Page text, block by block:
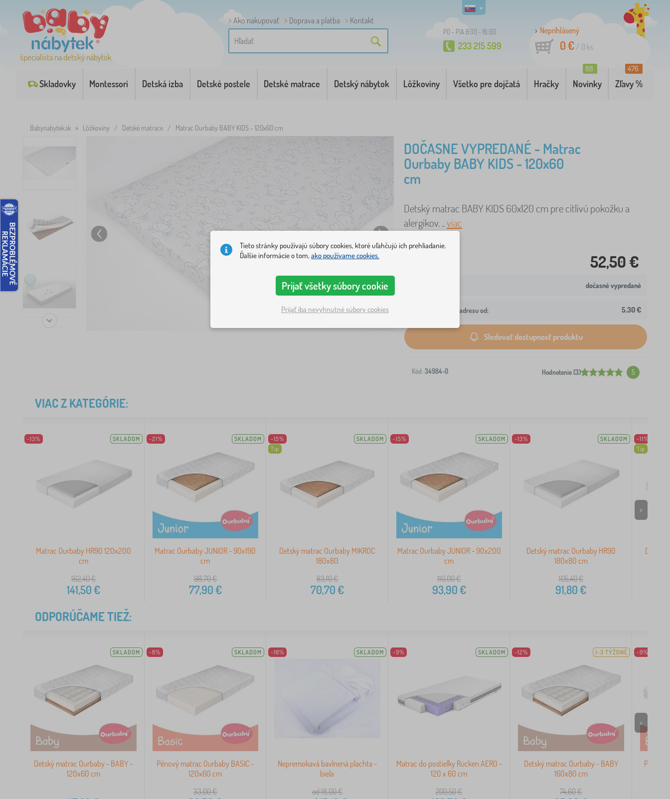
špecialista na detský nábytok
Ako nakupovať Doprava a platba Kontakt
PO - PIA 8:00 - 16:00
233 215 599
Neprihlásený
0 €/ 0 ks
Skladovky Montessori Detská izba Detské postele Detské matrace Detský nábytok Lôžkoviny Všetko pre dojčatá Hračky Novinky
88
Zľavy %
476
Babynabytek.sk » Lôžkoviny / Detské matrace / Matrac Ourbaby BABY KIDS - 120x60 cm
DOČASNE VYPREDANÉ - Matrac
Ourbaby BABY KIDS - 120x60
cm
Detský matrac BABY KIDS 60x120 cm pre citlivú pokožku a
alergikov. ..viac
52,50 €
dočasné vypredané
Doprava na Vašu adresu od: 5,30 €
Sledovať dostupnosť produktu
Kód: 34984-0 Hodnotenie (3) 5
VIAC Z KATEGÓRIE:
-13% SKLADOM
Matrac Ourbaby HR90 120x200
cm
162,40€
141,50€
-21% SKLADOM
Matrac Ourbaby JUNIOR - 90x190
cm
98,70€
77,90€
-15%
Tip
SKLADOM
Detský matrac Ourbaby MIKROC
180x80
83,10€
70,70€
-15% SKLADOM
Matrac Ourbaby JUNIOR - 90x200
cm
110,00€
93,90€
-13% SKLADOM
Detský matrac Ourbaby HR90
180x80 cm
105,40€
91,80€
-11%
Tip
Detský
>
ODPORÚČAME TIEŽ:
SKLADOM
Detský matrac Ourbaby - BABY -
120x60 cm
-8% SKLADOM
Pěnový matrac Ourbaby BASIC -
120x60 cm
33,00€
-16% SKLADOM
Nepremokavá bavlnená plachta -
biela
od 18,00€
-9% SKLADOM
Matrac do postieľky Rücken AERO -
120 x 60 cm
200,50€
-12% 1-3 TÝŽDNĚ
Detský matrac Ourbaby - BABY
160x80 cm
74,60€
-9%
Pěnový
>
Tieto stránky používajú súbory cookies, ktoré uľahčujú ich prehliadanie.
Ďalšie informácie o tom, ako používame cookies.
Prijať všetky súbory cookie
Prijať iba nevyhnutné súbory cookies